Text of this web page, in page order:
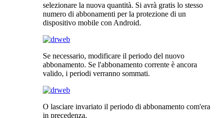
selezionare la nuova quantità. Si avrà gratis lo stesso
numero di abbonamenti per la protezione di un
dispositivo mobile con Android.
Se necessario, modificare il periodo del nuovo
abbonamento. Se l'abbonamento corrente è ancora
valido, i periodi verranno sommati.
O lasciare invariato il periodo di abbonamento com'era
in precedenza.